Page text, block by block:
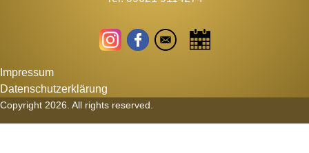
Impressum
Datenschutzerklärung
Copyright 2026. All rights reserved.